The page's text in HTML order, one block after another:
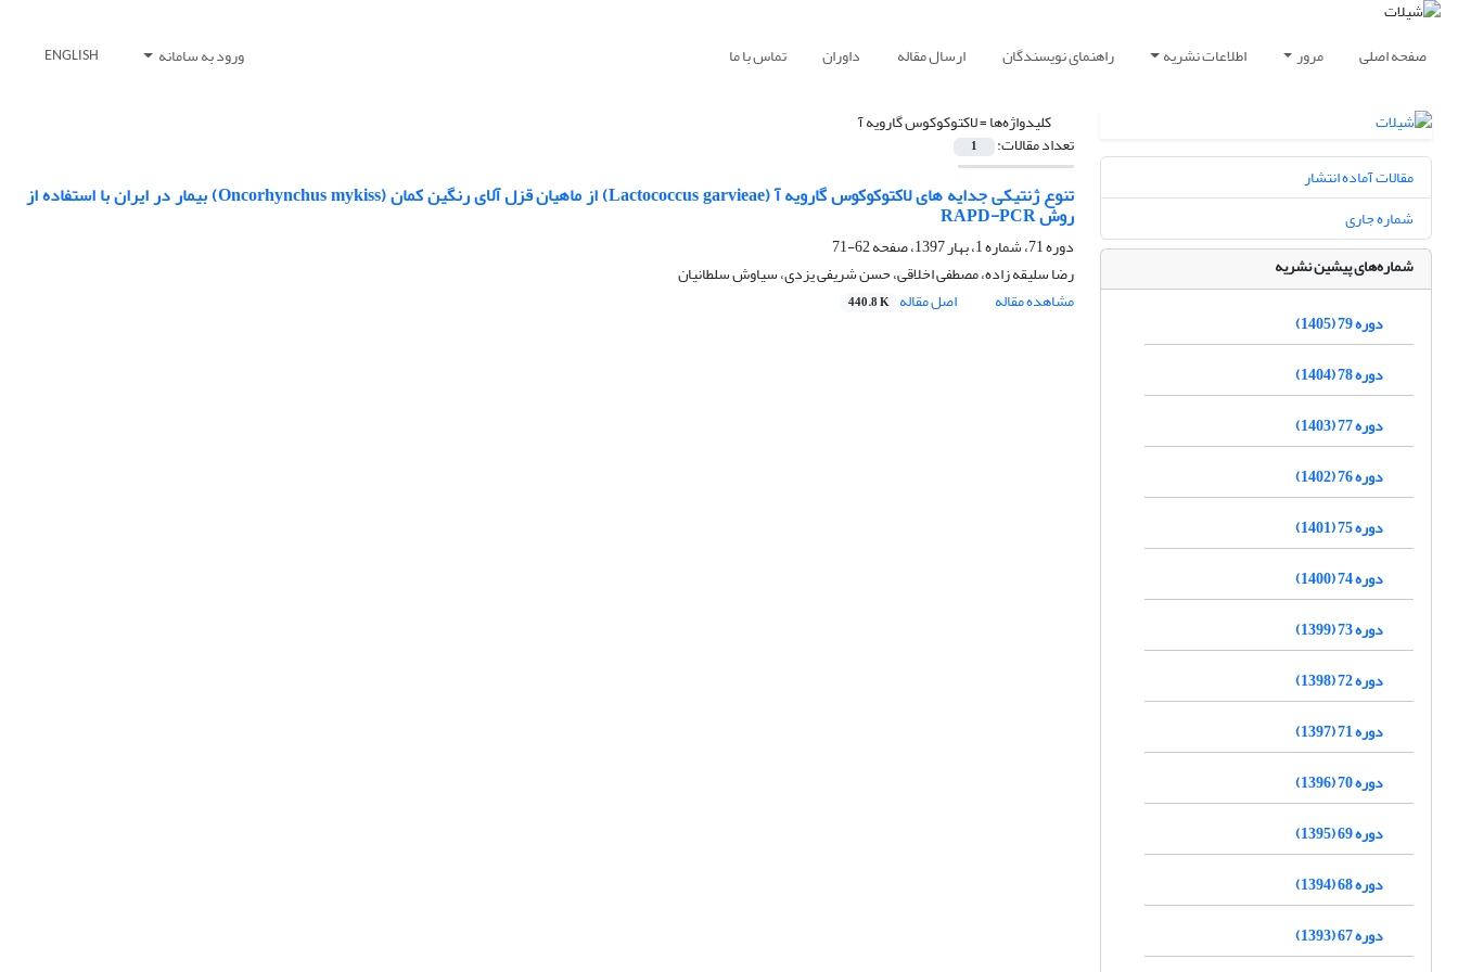
صفحه اصلی مرور اطلاعات نشریه راهنمای نویسندگان ارسال مقاله داوران تماس با ما ورود به سامانه ENGLISH
کلیدواژه‌ها =لاکتوکوکوس گارویه آ
تعداد مقالات: 1
تنوع ژنتیکی جدایه های لاکتوکوکوس گارویه آ (Lactococcus garvieae) از ماهیان قزل آلای رنگین کمان (Oncorhynchus mykiss) بیمار در ایران با استفاده از
روش RAPD-PCR
دوره 71، شماره 1، بهار 1397، صفحه
62-71
رضا سلیقه زاده، مصطفی اخلاقی، حسن شریفی یزدی، سیاوش سلطانیان
مشاهده مقاله
اصل مقاله 440.8 K
مقالات آماده انتشار
شماره جاری
شماره‌های پیشین نشریه
دوره 79 (1405)
دوره 78 (1404)
دوره 77 (1403)
دوره 76 (1402)
دوره 75 (1401)
دوره 74 (1400)
دوره 73 (1399)
دوره 72 (1398)
دوره 71 (1397)
دوره 70 (1396)
دوره 69 (1395)
دوره 68 (1394)
دوره 67 (1393)